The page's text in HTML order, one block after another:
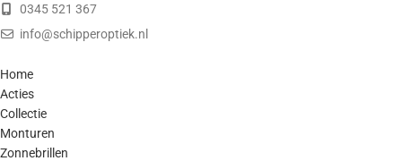
0345 521 367
info@schipperoptiek.nl
Home
Acties
Collectie
Monturen
Zonnebrillen